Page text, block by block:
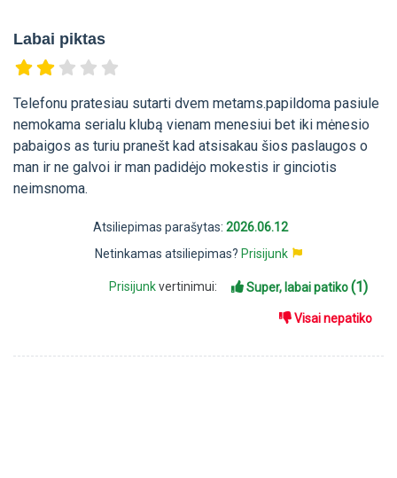
Labai piktas
Telefonu pratesiau sutarti dvem metams.papildoma pasiule
nemokama serialu klubą vienam menesiui bet iki mėnesio
pabaigos as turiu pranešt kad atsisakau šios paslaugos o
man ir ne galvoi ir man padidėjo mokestis ir ginciotis
neimsnoma.
Atsiliepimas parašytas: 2026.06.12
Netinkamas atsiliepimas? Prisijunk
Prisijunkvertinimui: Super, labai patiko(1)
Visai nepatiko